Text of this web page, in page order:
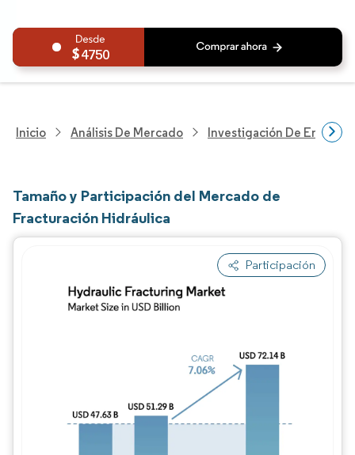
4750
Inicio Análisis De Mercado Investigación De Energía
Tamaño y Participación del Mercado de
Fracturación Hidráulica
Participación